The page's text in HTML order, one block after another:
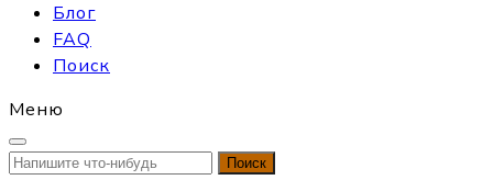
Блог
FAQ
Поиск
Меню
Найти: